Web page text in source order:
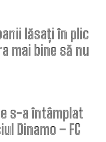
lăsați în plic
mai bine să nu
s-a întâmplat
Dinamo – FC